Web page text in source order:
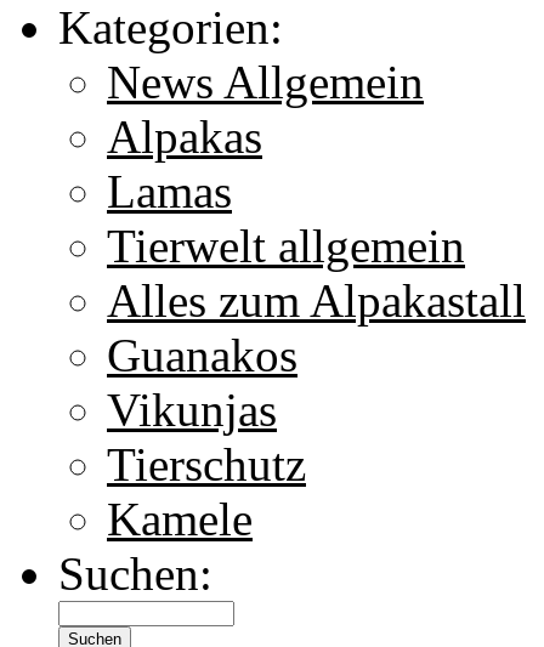
Kategorien:
News Allgemein
Alpakas
Lamas
Tierwelt allgemein
Alles zum Alpakastall
Guanakos
Vikunjas
Tierschutz
Kamele
Suchen: